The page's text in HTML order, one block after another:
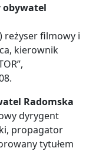
obywatel
reżyser filmowy i
kierownik
Radomska
dyrygent
propagator
tytułem